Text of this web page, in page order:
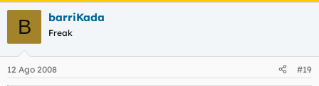
B barriKada
Freak
12 Ago 2008 #19